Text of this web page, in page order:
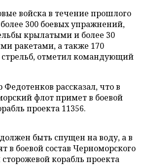
войска в течение прошлого
300 боевых упражнений,
крылатыми и более 30
ракетами, а также 170
отметил командующий
рассказал, что в
флот примет в боевой
проекта 11356.
быть спущен на воду, а в
в боевой состав Черноморского
корабль проекта